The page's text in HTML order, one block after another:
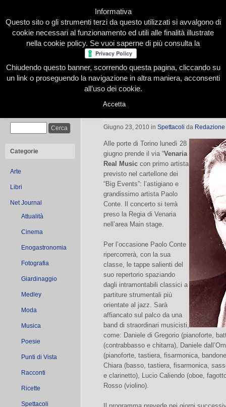
Home Presentazione Redazione Le nostre firme
Categorie
Arte
Libri
Net Journal
Attualità
Cinema
Enogastronomia
Fotografia
Giardinaggio
Medley
Moda
Musica
Poesie
Punti di Vista
Racconti
Ricette
Spettacoli
Paolo Conte a Venaria Reale
Giugno 23, 2010 in Spettacoli da Redazione
Alle porte di Torino lunedì 28
giugno prende il via “Venaria
Real Music con primo artista
previsto nel cartellone dei
“Big Events”: l’astigiano e
grandissimo artista Paolo
Conte. Il concerto si terrà
preso la Regia di Venaria
nell’area Main stage.
Per l’occasione Paolo Conte
ripercorrerà, con la sua
classe, le tappe salienti del
suo repertorio spaziando
dagli intramontabili classici a
partiture strumentali più
orientate al jazz. Sarà
affiancato sul palco da una
band di straordinari musicisti,
come: Daniele di Gregorio (pianoforte,
(contrabbasso e chitarra), Daniele
(pianoforte, tastiera, fisarmonica,
Chiara (basso, tastiera, fisarmonica,
e clarinetto), Lucio Caliendo (oboe,
Rosso (violino).
Informativa
Questo sito o gli strumenti terzi da questo utilizzati si avvalgono di
cookie necessari al funzionamento ed utili alle finalità illustrate
nella cookie policy. Se vuoi saperne di più consulta la
Chiudendo questo banner, scorrendo questa pagina, cliccando su
un link o proseguendo la navigazione in altra maniera, acconsenti
all’uso dei cookie.
Accetta